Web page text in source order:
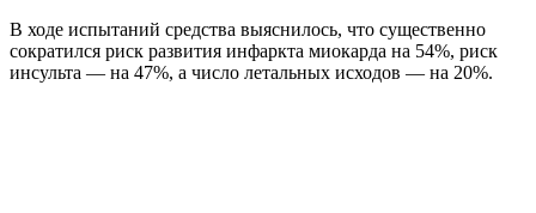
В ходе испытаний средства выяснилось, что существенно
сократился риск развития инфаркта миокарда на 54%, риск
инсульта — на 47%, а число летальных исходов — на 20%.